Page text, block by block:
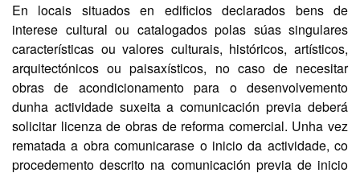
En locais situados en edificios declarados bens de
interese cultural ou catalogados polas súas singulares
características ou valores culturais, históricos, artísticos,
arquitectónicos ou paisaxísticos, no caso de necesitar
obras de acondicionamento para o desenvolvemento
dunha actividade suxeita a comunicación previa deberá
solicitar licenza de obras de reforma comercial. Unha vez
rematada a obra comunicarase o inicio da actividade, co
procedemento descrito na comunicación previa de inicio